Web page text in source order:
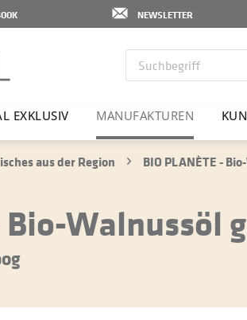
NEWSLETTER
EXKLUSIV MANU­FAK­TUREN
aus der Region BIO PLANÈTE -
Bio-Walnussöl